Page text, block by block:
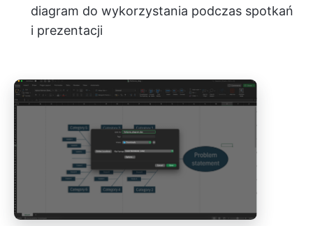
diagram do wykorzystania podczas spotkań
i prezentacji